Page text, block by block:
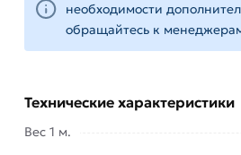
усиленного шва, способного
значительное внутреннее
оцинкованные трубы
мм с возможностью быстрой
можете купить
необходимости
обращайтесь к
Технические характеристики
Вес 1 м.